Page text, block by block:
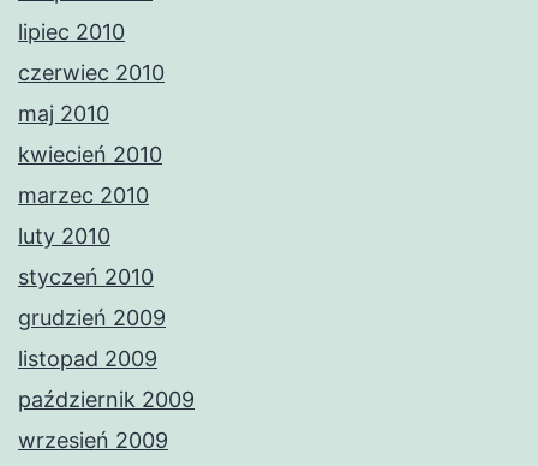
lipiec 2010
czerwiec 2010
maj 2010
kwiecień 2010
marzec 2010
luty 2010
styczeń 2010
grudzień 2009
listopad 2009
październik 2009
wrzesień 2009